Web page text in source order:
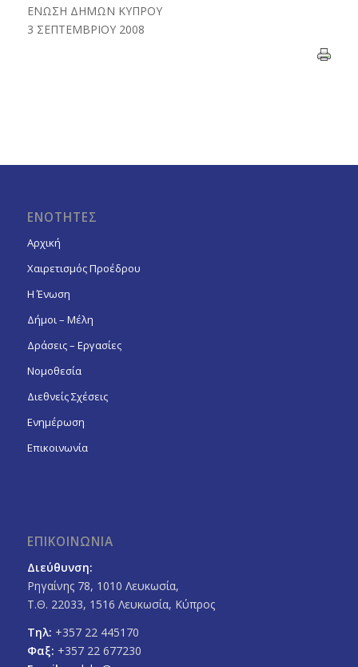
ΕΝΩΣΗ ΔΗΜΩΝ ΚΥΠΡΟΥ
3 ΣΕΠΤΕΜΒΡΙΟΥ 2008
ΕΝΟΤΗΤΕΣ
Αρχική
Χαιρετισμός Προέδρου
Η Ένωση
Δήμοι – Μέλη
Δράσεις – Εργασίες
Νομοθεσία
Διεθνείς Σχέσεις
Ενημέρωση
Επικοινωνία
ΕΠΙΚΟΙΝΩΝΙΑ
Διεύθυνση:
Ρηγαίνης 78, 1010 Λευκωσία,
Τ.Θ. 22033, 1516 Λευκωσία, Κύπρος
Τηλ: +357 22 445170
Φαξ: +357 22 677230